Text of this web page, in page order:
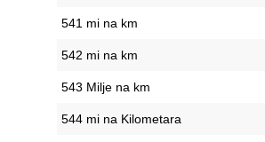
541 mi na km
542 mi na km
543 Milje na km
544 mi na Kilometara